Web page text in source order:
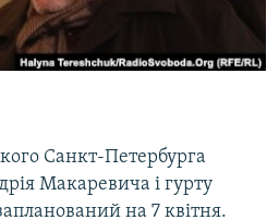
Санкт-Петербурга
Макаревича і гурту
на 7 квітня.